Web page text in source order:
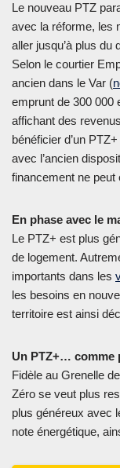
Le nouveau PTZ
avec la réforme, les
aller jusqu’à plus du
Selon le courtier
ancien dans le Var (
emprunt de 300 000
affichant des
bénéficier d’un
avec l’ancien
financement ne peut
En phase avec le
Le PTZ+ est plus
de logement.
importants dans les
les besoins en
territoire est ainsi
Un PTZ+… comme
Fidèle au Grenelle
Zéro se veut plus
plus généreux avec
note énergétique,